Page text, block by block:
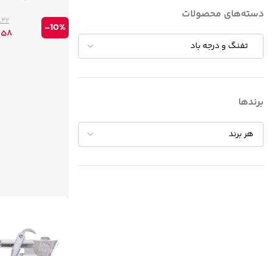
دسته‌های محصولات
برندها
-10%